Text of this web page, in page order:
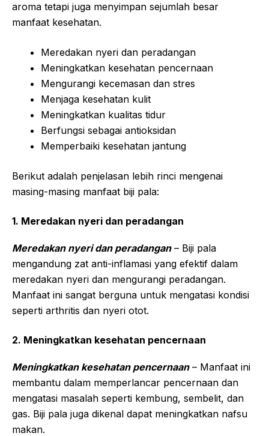
aroma tetapi juga menyimpan sejumlah besar
manfaat kesehatan.
Meredakan nyeri dan peradangan
Meningkatkan kesehatan pencernaan
Mengurangi kecemasan dan stres
Menjaga kesehatan kulit
Meningkatkan kualitas tidur
Berfungsi sebagai antioksidan
Memperbaiki kesehatan jantung
Berikut adalah penjelasan lebih rinci mengenai
masing-masing manfaat biji pala:
1. Meredakan nyeri dan peradangan
Meredakan nyeri dan peradangan– Biji pala
mengandung zat anti-inflamasi yang efektif dalam
meredakan nyeri dan mengurangi peradangan.
Manfaat ini sangat berguna untuk mengatasi kondisi
seperti arthritis dan nyeri otot.
2. Meningkatkan kesehatan pencernaan
Meningkatkan kesehatan pencernaan– Manfaat ini
membantu dalam memperlancar pencernaan dan
mengatasi masalah seperti kembung, sembelit, dan
gas. Biji pala juga dikenal dapat meningkatkan nafsu
makan.